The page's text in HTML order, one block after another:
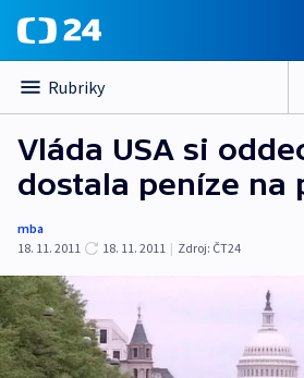
Rubriky
Vláda USA si
dostala peníze na
mba
18. 11. 2011
18. 11. 2011 | Zdroj: ČT24